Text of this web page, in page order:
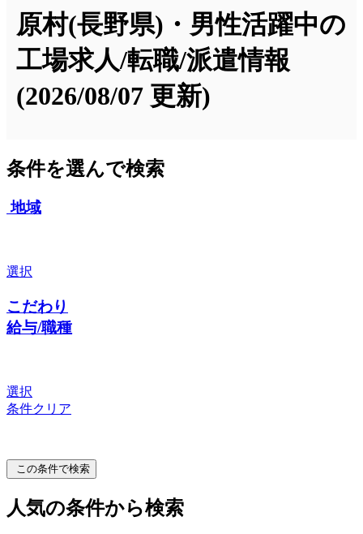
原村(長野県)・男性活躍中の
工場求人/転職/派遣情報
(2026/08/07 更新)
条件を選んで検索
地域
選択
こだわり
給与/職種
選択
条件クリア
この条件で検索
人気の条件から検索